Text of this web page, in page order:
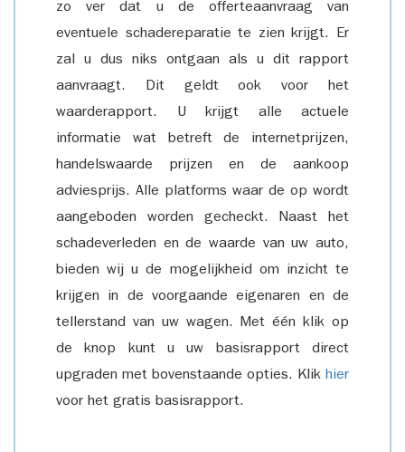
zo ver dat u de offerteaanvraag van
eventuele schadereparatie te zien krijgt. Er
zal u dus niks ontgaan als u dit rapport
aanvraagt. Dit geldt ook voor het
waarderapport. U krijgt alle actuele
informatie wat betreft de internetprijzen,
handelswaarde prijzen en de aankoop
adviesprijs. Alle platforms waar de op wordt
aangeboden worden gecheckt. Naast het
schadeverleden en de waarde van uw auto,
bieden wij u de mogelijkheid om inzicht te
krijgen in de voorgaande eigenaren en de
tellerstand van uw wagen. Met één klik op
de knop kunt u uw basisrapport direct
upgraden met bovenstaande opties. Klik hier
voor het gratis basisrapport.